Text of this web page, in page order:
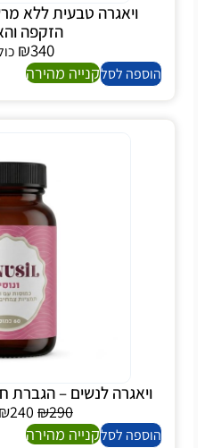
ויאגרה טבעית ללא
הזקפה
₪340
הוספה לסלקנייה מהירה
ויאגרה לנשים – הגברת
₪290
₪240
הוספה לסלקנייה מהירה